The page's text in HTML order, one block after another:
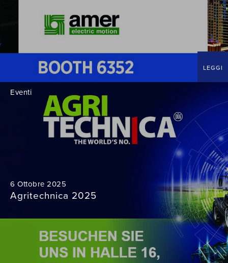
LEGGI
Eventi
6 Ottobre 2025
Agritechnica 2025